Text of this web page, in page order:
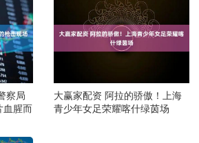
察局
血腥而
大赢家配资 阿拉的骄傲！上海
青少年女足荣耀喀什绿茵场